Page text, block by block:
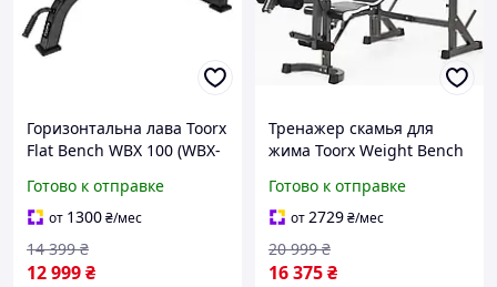
Горизонтальна лава Toorx
Flat Bench WBX 100 (WBX-
without-problems-
Готово к отправке
от 1300₴/мес
12 999₴
14 399 ₴
Тренажер скамья для
жима Toorx Weight Bench
комплексной силовой
тренировки в домашних
Готово к отправке
от2729₴/мес
16 375₴
20 999 ₴